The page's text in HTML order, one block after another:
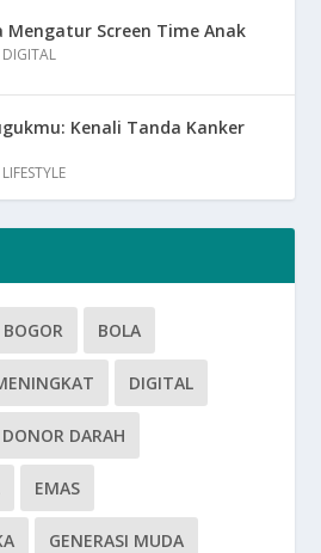
Mengatur Screen Time Anak
DIGITAL
Kenali Tanda Kanker
LIFESTYLE
BOGOR BOLA
DIGITAL
DONOR DARAH
EMAS
GENERASI MUDA